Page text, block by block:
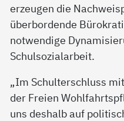
erzeugen die
überbordende
notwendige
Schulsozialarbeit.
„Im Schulterschluss
der Freien
uns deshalb auf